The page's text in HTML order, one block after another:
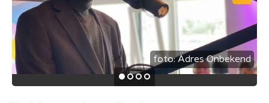
foto:Adres Onbekend